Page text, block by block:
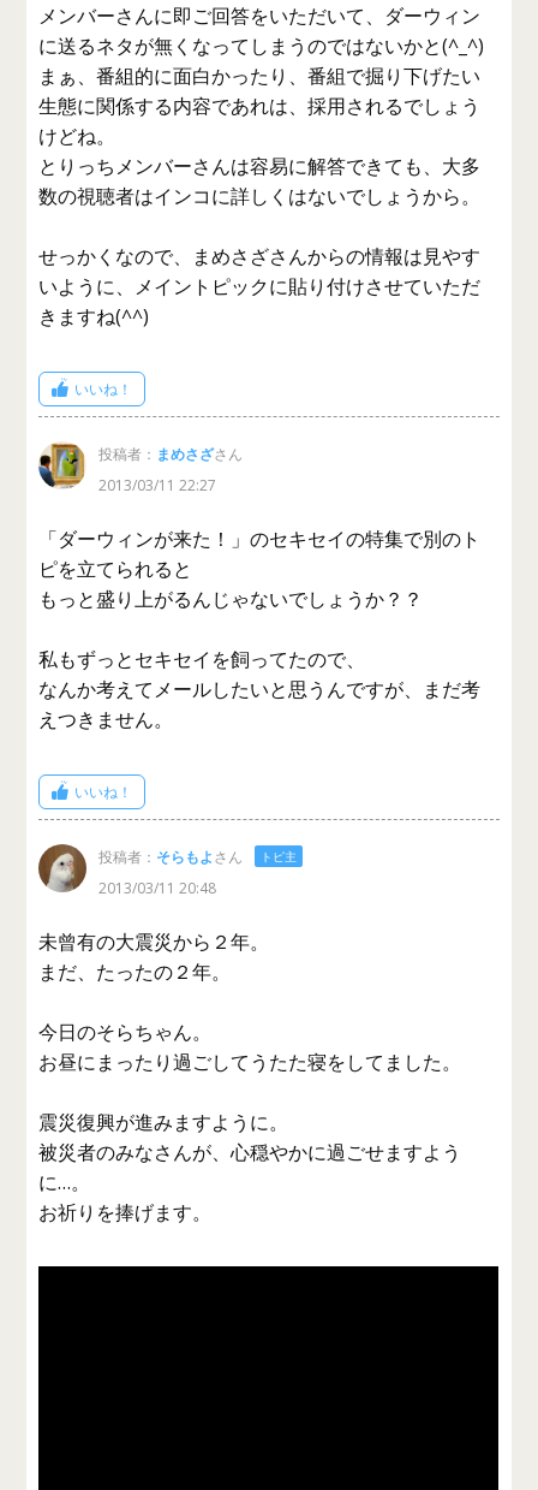
メンバーさんに即ご回答をいただいて、ダーウィン
に送るネタが無くなってしまうのではないかと(^_^)
まぁ、番組的に面白かったり、番組で掘り下げたい
生態に関係する内容であれは、採用されるでしょう
けどね。
とりっちメンバーさんは容易に解答できても、大多
数の視聴者はインコに詳しくはないでしょうから。
せっかくなので、まめさざさんからの情報は見やす
いように、メイントピックに貼り付けさせていただ
きますね(^^)
いいね！
投稿者： まめさざさん
2013/03/11 22:27
「ダーウィンが来た！」のセキセイの特集で別のト
ピを立てられると
もっと盛り上がるんじゃないでしょうか？？
私もずっとセキセイを飼ってたので、
なんか考えてメールしたいと思うんですが、まだ考
えつきません。
いいね！
投稿者： そらもよさん トピ主
2013/03/11 20:48
未曾有の大震災から２年。
まだ、たったの２年。
今日のそらちゃん。
お昼にまったり過ごしてうたた寝をしてました。
震災復興が進みますように。
被災者のみなさんが、心穏やかに過ごせますよう
に…。
お祈りを捧げます。